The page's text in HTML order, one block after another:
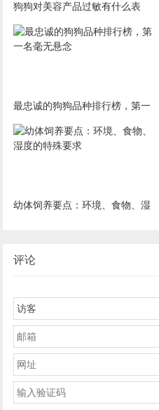
狗狗对美容产品过敏有什么表
现？
最忠诚的狗狗品种排行榜，第一
名毫无悬念
幼体饲养要点：环境、食物、湿
评论